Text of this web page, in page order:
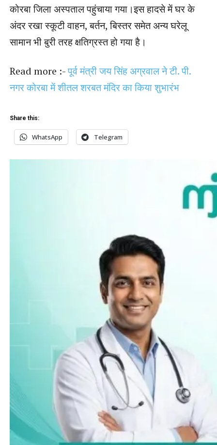
कोरबा जिला अस्पताल पहुंचाया गया।इस हादसे में घर के
अंदर रखा स्कूटी वाहन, बर्तन, बिस्तर समेत अन्य घरेलू
सामान भी बुरी तरह क्षतिग्रस्त हो गया है।
Read more :-पूर्व मंत्री जय सिंह अग्रवाल ने टी. पी.
नगर कोरबा में शीतल शरबत मंदिर का किया शुभारंभ
Share this:
WhatsApp Telegram